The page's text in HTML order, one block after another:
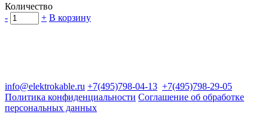
Количество
-
+ В корзину
info@elektrokable.ru +7(495)798-04-13 +7(495)798-29-05
Политика конфиденциальности Соглашение об обработке
персональных данных